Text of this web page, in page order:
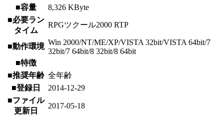
■容量
8,326 KByte
■必要ラン
タイム
RPGツクール2000 RTP
■動作環境 Win 2000/NT/ME/XP/VISTA 32bit/VISTA 64bit/7
32bit/7 64bit/8 32bit/8 64bit
■特徴
■推奨年齢 全年齢
■登録日
2014-12-29
■ファイル
更新日
2017-05-18